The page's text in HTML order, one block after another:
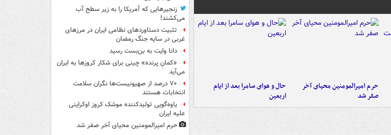
حرم امیرالمومنین محیای آخر
صفر شد
حال و هوای سامرا بعد از ایام
اربعین
زنجیرهایی که آمریکا را به زیر سطح آب
می‌کشند!
تثبیت دستاوردهای نظامی ایران در مرزهای
غربی در سایه جنگ رمضان
دانا وایت به بن‌بست رسید
«کمانِ پرنده» چینی برای شکار کروزها به ایران
می‌آید
۷۰ درصد از صهیونیست‌ها نگران سلامت
انتخابات هستند
یاوه‌گویی تولیدکننده موشک کروز اوکراینی
علیه ایران
حرم امیرالمومنین محیای آخر صفر شد